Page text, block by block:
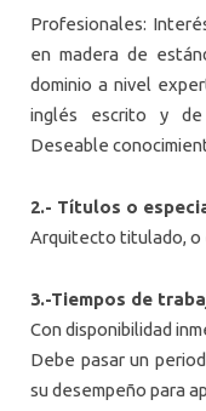
Profesionales:
en madera de
dominio a nivel
inglés escrito y
Deseable
2.- Títulos o
Arquitecto titulado, o
3.-Tiempos de
Con disponibilidad
Debe pasar un
su desempeño para